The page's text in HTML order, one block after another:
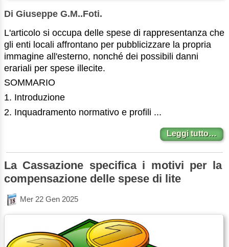
Di Giuseppe G.M..Foti.
L'articolo si occupa delle spese di rappresentanza che
gli enti locali affrontano per pubblicizzare la propria
immagine all'esterno, nonché dei possibili danni
erariali per spese illecite.
SOMMARIO
1. Introduzione
2. Inquadramento normativo e profili ...
Leggi tutto…
La Cassazione specifica i motivi per la
compensazione delle spese di lite
Mer 22 Gen 2025